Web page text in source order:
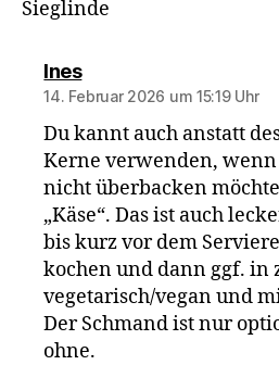
Sieglinde
Inessagt:
14. Februar 2026 um 15:19 Uhr
Du kannt auch anstatt
Kerne verwenden, wenn
nicht überbacken
„Käse“. Das ist auch
bis kurz vor dem
kochen und dann ggf. in
vegetarisch/vegan und
Der Schmand ist nur
ohne.